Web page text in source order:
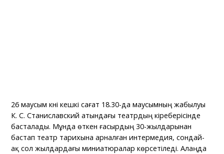
26 маусым күні кешкі сағат 18.30-да маусымның жабылуы
К. С. Станиславский атындағы театрдың кіреберісінде
басталады. Мұнда өткен ғасырдың 30-жылдарынан
бастап театр тарихына арналған интермедия, сондай-
ақ сол жылдардағы миниатюралар көрсетіледі. Алаңда